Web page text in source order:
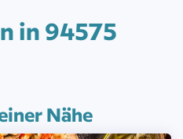
in 94575
Nähe